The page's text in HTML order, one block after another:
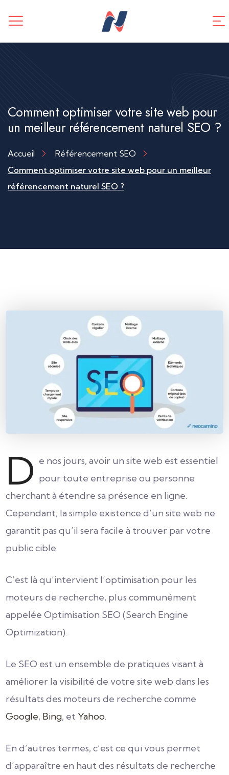
Comment optimiser votre site web pour
un meilleur référencement naturel SEO ?
Accueil
Référencement SEO
Comment optimiser votre site web pour un meilleur
référencement naturel SEO ?
D e nos jours, avoir un site web est essentiel
pour toute entreprise ou personne
cherchant à étendre sa présence en ligne.
Cependant, la simple existence d’un site web ne
garantit pas qu’il sera facile à trouver par votre
public cible.
C’est là qu’intervient l’optimisation pour les
moteurs de recherche, plus communément
appelée Optimisation SEO (Search Engine
Optimization).
Le SEO est un ensemble de pratiques visant à
améliorer la visibilité de votre site web dans les
résultats des moteurs de recherche comme
Google, Bing, etYahoo.
En d’autres termes, c’est ce qui vous permet
d’apparaître en haut des résultats de recherche